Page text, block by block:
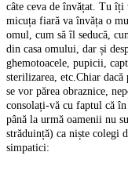
câte ceva de învățat. Tu
micuța fiară va învăța o
omul, cum să îl seducă,
din casa omului, dar și
ghemotoacele, pupicii,
sterilizarea, etc.Chiar
se vor părea obraznice,
consolați-vă cu faptul că
până la urmă oamenii nu
străduință) ca niște colegi
simpatici: